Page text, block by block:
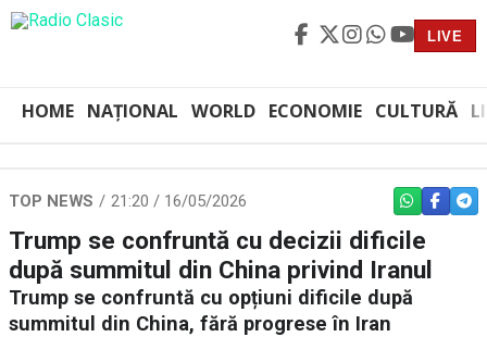
LIVE
HOME NAȚIONAL WORLD ECONOMIE CULTURĂ
TOP NEWS 21:20 / 16/05/2026 WHATSAPP
Trump se confruntă cu decizii dificile
după summitul din China privind Iranul
Trump se confruntă cu opțiuni dificile după
summitul din China, fără progrese în Iran